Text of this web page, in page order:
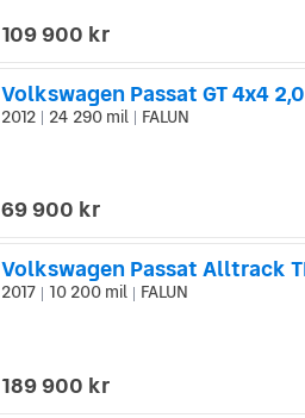
109 900 kr
Volkswagen Passat GT 4x4
2012 24 290 mil FALUN
69 900 kr
Volkswagen Passat Alltrack
2017 10 200 mil FALUN
189 900 kr